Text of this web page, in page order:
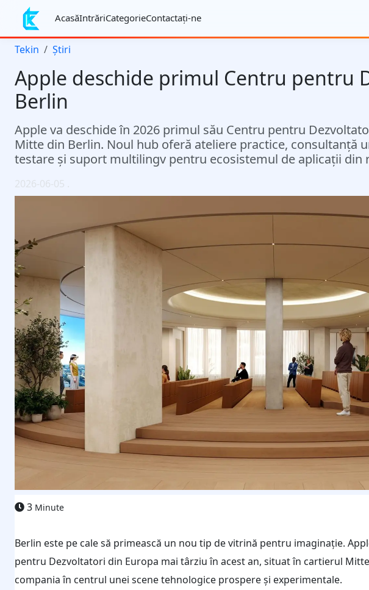
AcasăIntrăriCategorieContactaţi-ne
Tekin Știri
Apple deschide primul Centru pentru
Berlin
Apple va deschide în 2026 primul său Centru pentru
Mitte din Berlin. Noul hub oferă ateliere practice, consultanță
testare și suport multilingv pentru ecosistemul de aplicații din
2026-06-05 .
3 Minute
Berlin este pe cale să primească un nou tip de vitrină pentru imaginație.
pentru Dezvoltatori din Europa mai târziu în acest an, situat în cartierul
compania în centrul unei scene tehnologice prospere și experimentale.